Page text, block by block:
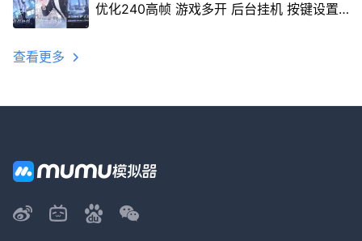
优化240高帧 游戏多开 后台挂机 按键设置
查看更多